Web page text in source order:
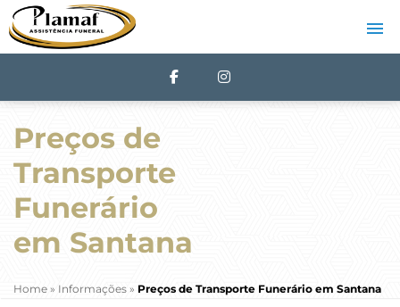
Preços de
Transporte
Funerário
em Santana
Home » Informações » Preços de Transporte Funerário em Santana